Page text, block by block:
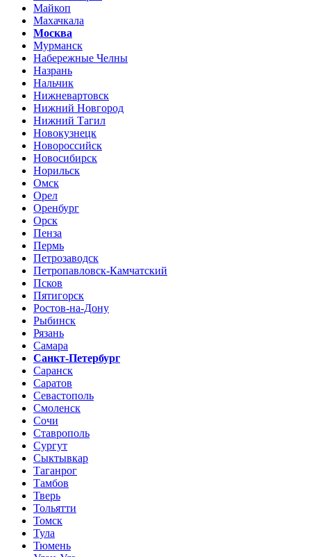
Майкоп
Махачкала
Москва
Мурманск
Набережные Челны
Назрань
Нальчик
Нижневартовск
Нижний Новгород
Нижний Тагил
Новокузнецк
Новороссийск
Новосибирск
Норильск
Омск
Орел
Оренбург
Орск
Пенза
Пермь
Петрозаводск
Петропавловск-Камчатский
Псков
Пятигорск
Ростов-на-Дону
Рыбинск
Рязань
Самара
Санкт-Петербург
Саранск
Саратов
Севастополь
Смоленск
Сочи
Ставрополь
Сургут
Сыктывкар
Таганрог
Тамбов
Тверь
Тольятти
Томск
Тула
Тюмень